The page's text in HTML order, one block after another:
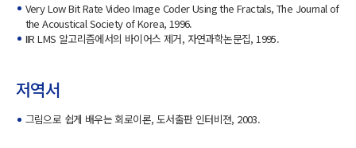
Very Low Bit Rate Video Image Coder Using the Fractals, The Journal of
the Acoustical Society of Korea, 1996.
IIR LMS 알고리즘에서의 바이어스 제거, 자연과학논문집, 1995.
저역서
그림으로 쉽게 배우는 회로이론, 도서출판 인터비젼, 2003.